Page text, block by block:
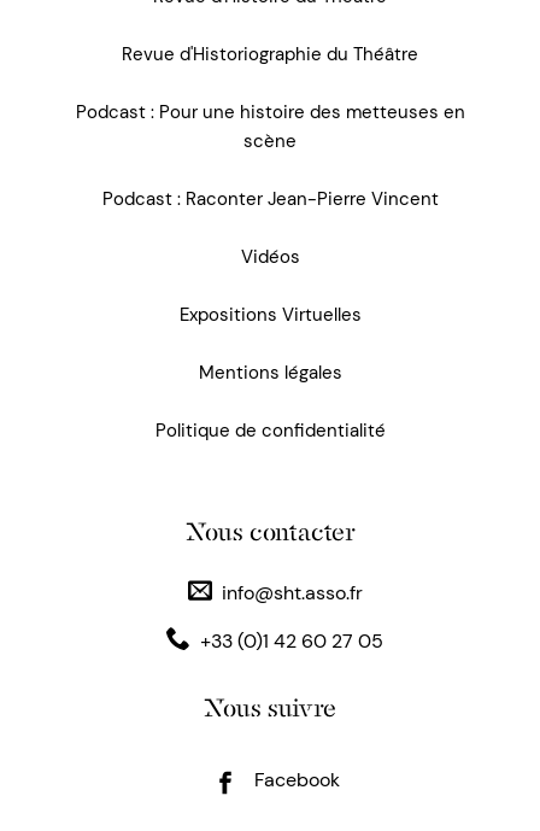
Revue d'Historiographie du Théâtre
Podcast : Pour une histoire des metteuses en
scène
Podcast : Raconter Jean-Pierre Vincent
Vidéos
Expositions Virtuelles
Mentions légales
Politique de confidentialité
Nous contacter
info@sht.asso.fr
+33 (0)1 42 60 27 05
Nous suivre
Facebook